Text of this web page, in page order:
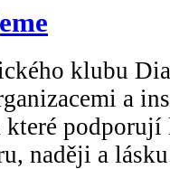
klubu
a
které
naději a